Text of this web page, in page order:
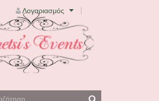
Λογαριασμός